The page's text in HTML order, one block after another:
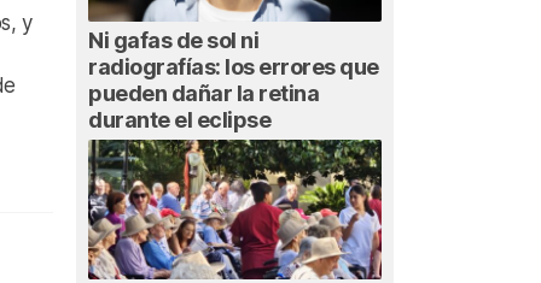
y
Ni gafas de sol ni
radiografías: los errores que
pueden dañar la retina
durante el eclipse